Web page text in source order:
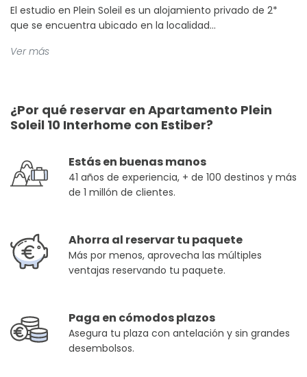
El estudio en Plein Soleil es un alojamiento privado de 2*
que se encuentra ubicado en la localidad...
Ver más
¿Por qué reservar en Apartamento Plein
Soleil 10 Interhome con Estiber?
Estás en buenas manos
41 años de experiencia, + de 100 destinos y más
de 1 millón de clientes.
Ahorra al reservar tu paquete
Más por menos, aprovecha las múltiples
ventajas reservando tu paquete.
Paga en cómodos plazos
Asegura tu plaza con antelación y sin grandes
desembolsos.